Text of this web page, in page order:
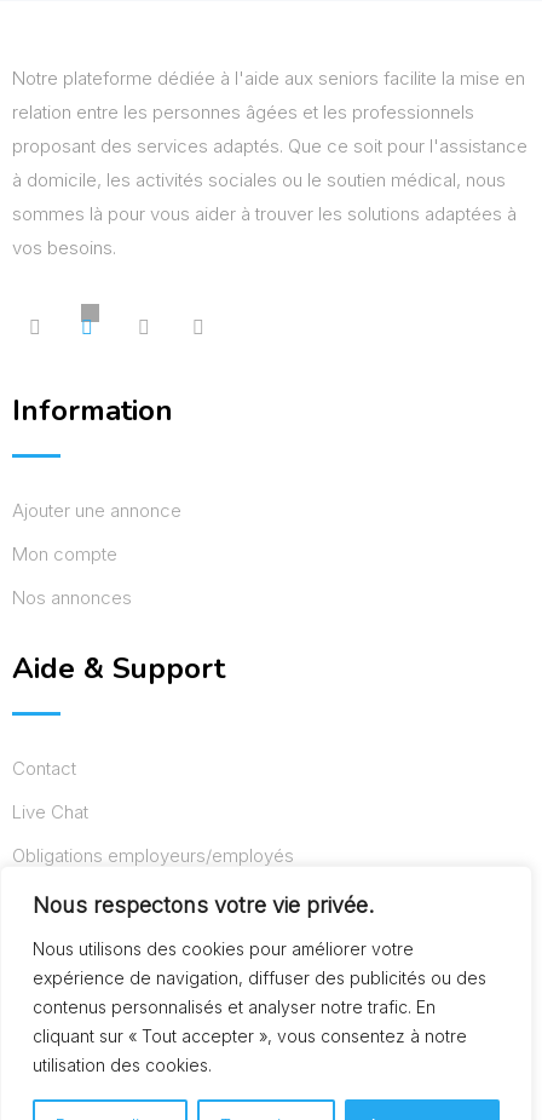
Nous respectons votre vie privée.
Nous utilisons des cookies pour améliorer votre
expérience de navigation, diffuser des publicités ou des
contenus personnalisés et analyser notre trafic. En
cliquant sur « Tout accepter », vous consentez à notre
utilisation des cookies.
Notre plateforme dédiée à l'aide aux seniors facilite la mise en
relation entre les personnes âgées et les professionnels
proposant des services adaptés. Que ce soit pour l'assistance
à domicile, les activités sociales ou le soutien médical, nous
sommes là pour vous aider à trouver les solutions adaptées à
vos besoins.
Information
Ajouter une annonce
Mon compte
Nos annonces
Aide & Support
Contact
Live Chat
Obligations employeurs/employés
Conditions d’utilisation
Mentions légales
© Copyright AideAuxSeniors.fr 2024. Designed and
Developed by